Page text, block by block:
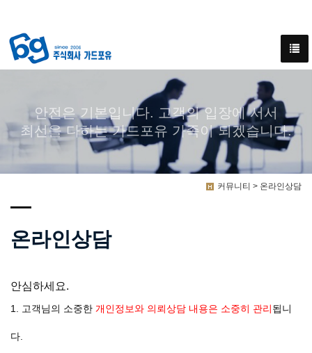
안전은 기본입니다. 고객의 입장에 서서
최선을 다하는 가드포유 가족이 되겠습니다.
커뮤니티 > 온라인상담
온라인상담
안심하세요.
1. 고객님의 소중한 개인정보와 의뢰상담 내용은 소중히 관리됩니
다.